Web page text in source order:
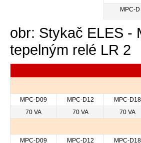
MPC-
obr: Stykač ELES -
tepelným relé LR 2
MPC-D09 MPC-D12 MPC-D18
70 VA
70 VA 70 VA
MPC-D09 MPC-D12 MPC-D18